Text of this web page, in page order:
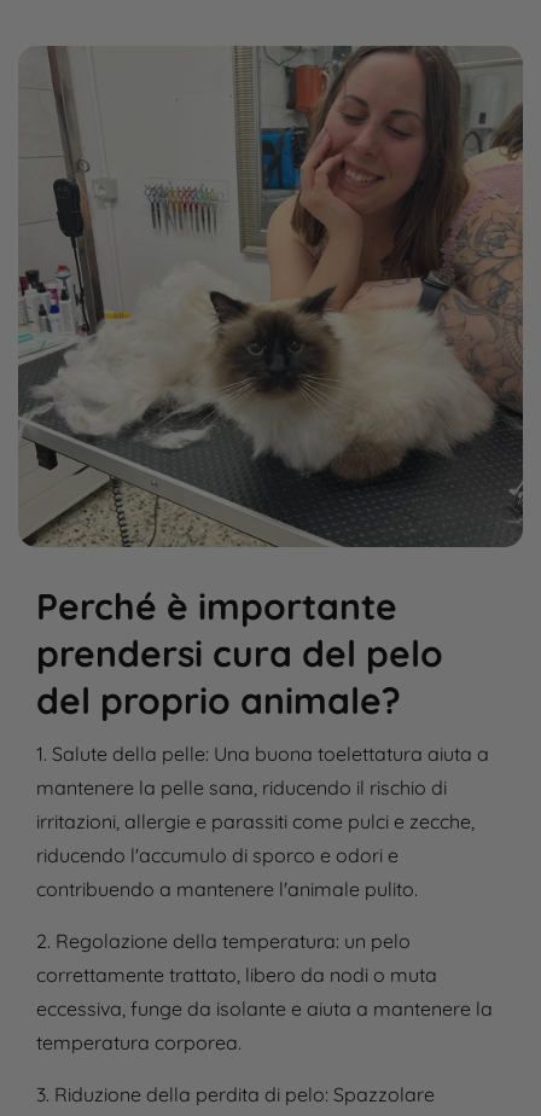
Perché è importante
prendersi cura del pelo
del proprio animale?
1. Salute della pelle: Una buona toelettatura aiuta a
mantenere la pelle sana, riducendo il rischio di
irritazioni, allergie e parassiti come pulci e zecche,
riducendo l'accumulo di sporco e odori e
contribuendo a mantenere l'animale pulito.
2. Regolazione della temperatura: un pelo
correttamente trattato, libero da nodi o muta
eccessiva, funge da isolante e aiuta a mantenere la
temperatura corporea.
3. Riduzione della perdita di pelo: Spazzolare